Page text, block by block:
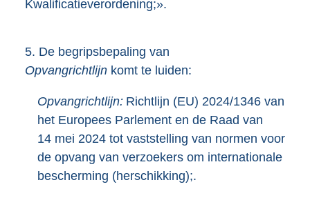
Kwalificatieverordening;».
5. De begripsbepaling van
Opvangrichtlijn komt te luiden:
Opvangrichtlijn: Richtlijn (EU) 2024/1346 van
het Europees Parlement en de Raad van
14 mei 2024 tot vaststelling van normen voor
de opvang van verzoekers om internationale
bescherming (herschikking);.